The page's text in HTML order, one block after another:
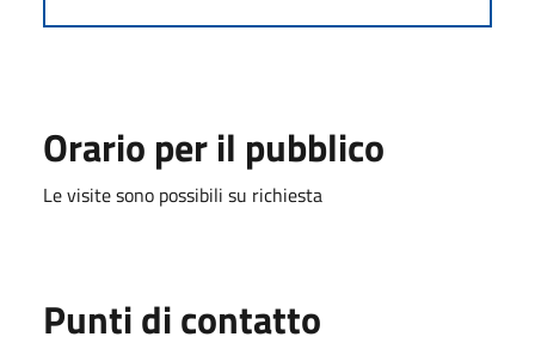
Orario per il pubblico
Le visite sono possibili su richiesta
Punti di contatto